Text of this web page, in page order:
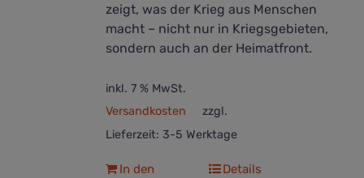
zeigt, was der Krieg aus Menschen
macht – nicht nur in Kriegsgebieten,
sondern auch an der Heimatfront.
inkl. 7 % MwSt.
zzgl.
Versandkosten
Lieferzeit: 3-5 Werktage
In den
Details